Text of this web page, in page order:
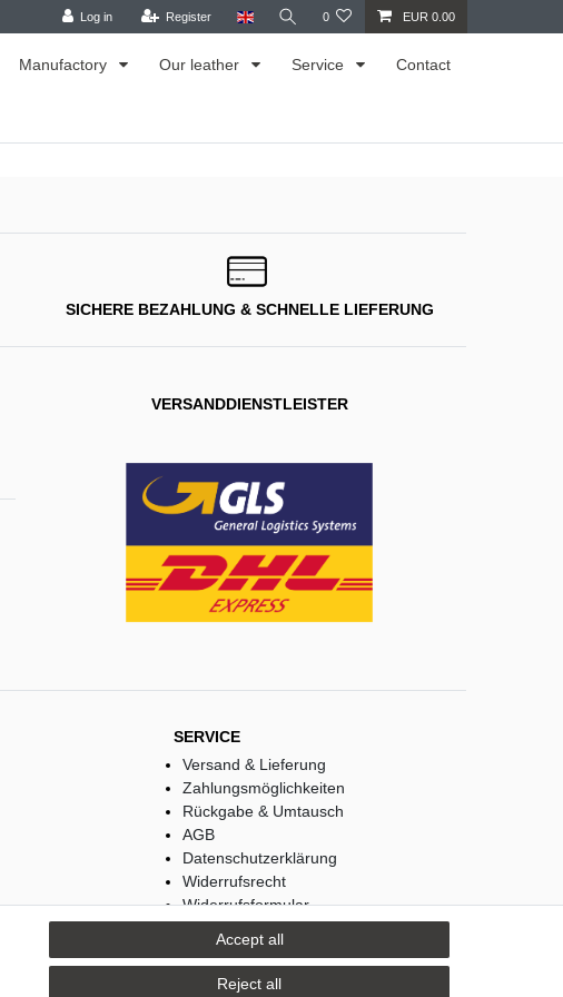
Log in Register 0 EUR 0.00
Manufactory Our leather Service Contact
SICHERE BEZAHLUNG & SCHNELLE LIEFERUNG
VERSANDDIENSTLEISTER
SERVICE
Versand & Lieferung
Zahlungsmöglichkeiten
Rückgabe & Umtausch
AGB
Datenschutzerklärung
Widerrufsrecht
Widerrufsformular
Accept all
Reject all